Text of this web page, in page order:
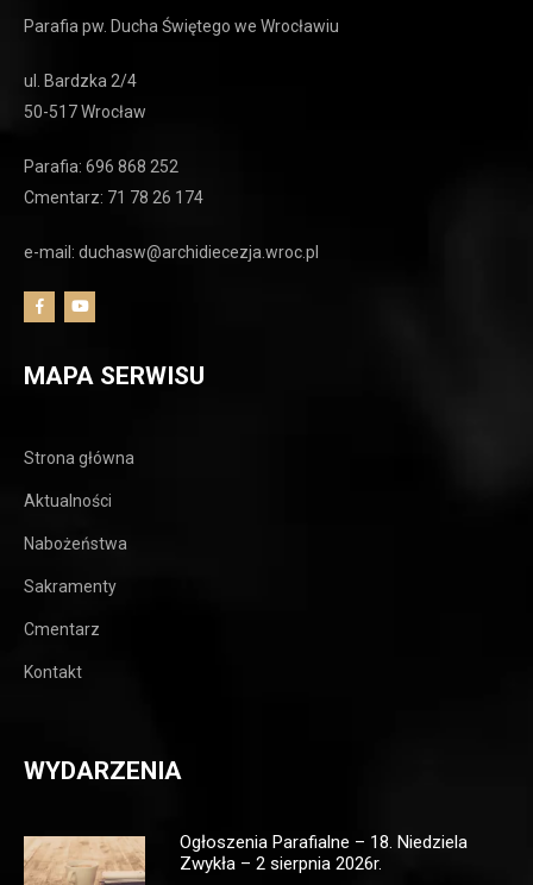
Parafia pw. Ducha Świętego we Wrocławiu
ul. Bardzka 2/4
50-517 Wrocław
Parafia: 696 868 252
Cmentarz: 71 78 26 174
e-mail: duchasw@archidiecezja.wroc.pl
MAPA SERWISU
Strona główna
Aktualności
Nabożeństwa
Sakramenty
Cmentarz
Kontakt
WYDARZENIA
Ogłoszenia Parafialne – 18. Niedziela
Zwykła – 2 sierpnia 2026r.